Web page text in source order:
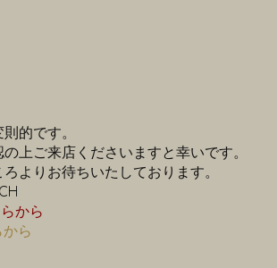
的です。
上ご来店くださいますと幸いです。
よりお待ちいたしております。
から
ら